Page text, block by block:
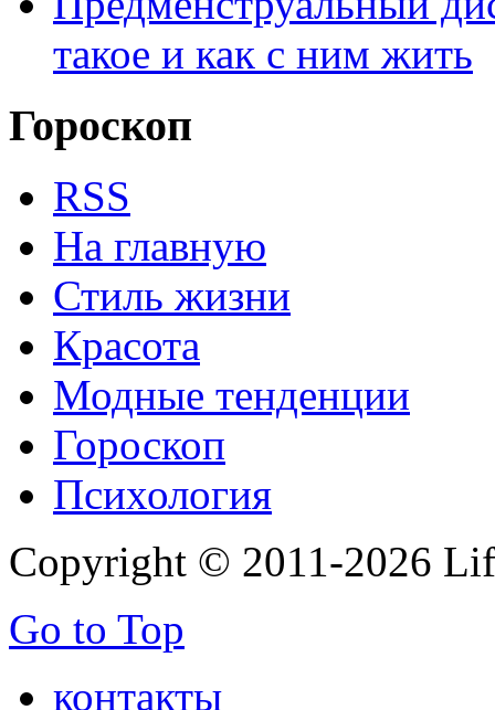
такое и как с ним жить
Гороскоп
RSS
На главную
Стиль жизни
Красота
Модные тенденции
Гороскоп
Психология
Copyright © 2011-2026
Go to Top
контакты